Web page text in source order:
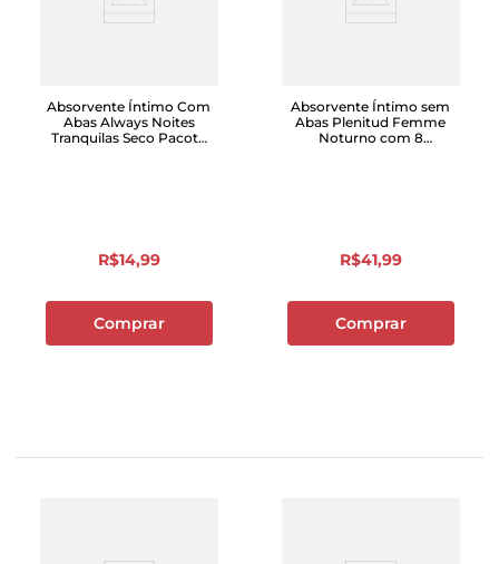
Absorvente Íntimo Com
Abas Always Noites
Tranquilas Seco Pacote
R$14,99
Comprar
Absorvente Íntimo sem
Abas Plenitud Femme
Noturno com 8
R$41,99
Comprar